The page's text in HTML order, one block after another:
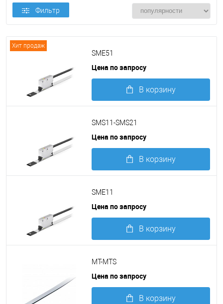
Фильтр
Хит продаж
SME51
Цена по запросу
В корзину
SMS11-SMS21
Цена по запросу
В корзину
SME11
Цена по запросу
В корзину
MT-MTS
Цена по запросу
В корзину